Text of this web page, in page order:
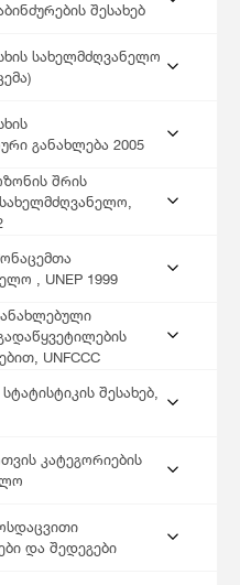
შესახებ
სახელმძღვანელო
განახლება 2005
შრის
, UNEP 1999
UNFCCC
შესახებ,
კატეგორიების
და შედეგები